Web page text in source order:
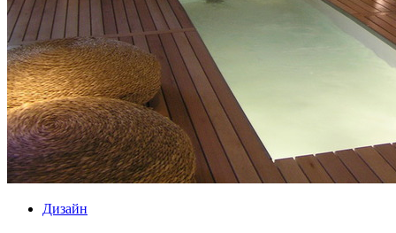
Дизайн